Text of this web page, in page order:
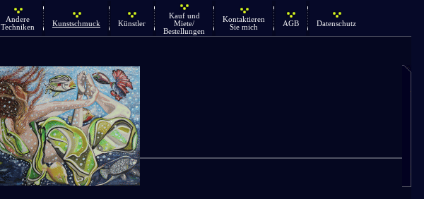
Andere
Techniken
Kunstschmuck Künstler
Kauf und
Miete/
Bestellungen
Kontaktieren
Sie mich
AGB Datenschutz